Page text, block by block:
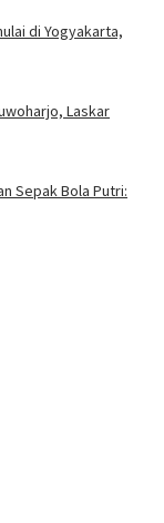
di Yogyakarta,
Laskar
Sepak Bola Putri: